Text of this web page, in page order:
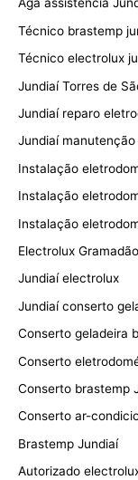
Aga assistência
Técnico brastemp
Técnico electrolux
Jundiaí Torres de
Jundiaí reparo
Jundiaí
Instalação
Instalação
Instalação
Electrolux Gramadão
Jundiaí electrolux
Jundiaí conserto
Conserto geladeira
Conserto
Conserto brastemp
Conserto ar-
Brastemp Jundiaí
Autorizado